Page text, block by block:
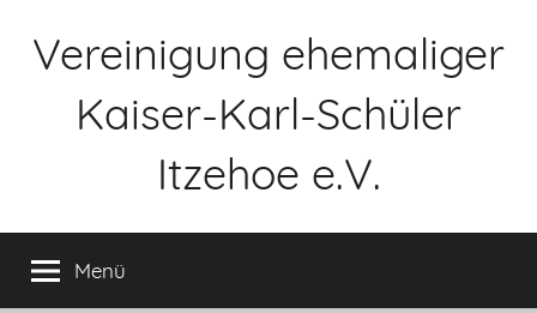
InhaltVereinigung ehemaliger
Kaiser-Karl-Schüler
Itzehoe e.V.
Menü